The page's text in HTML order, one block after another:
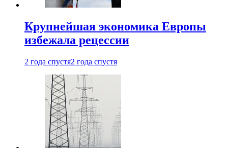
Крупнейшая экономика Европы
избежала рецессии
2 года спустя2 года спустя